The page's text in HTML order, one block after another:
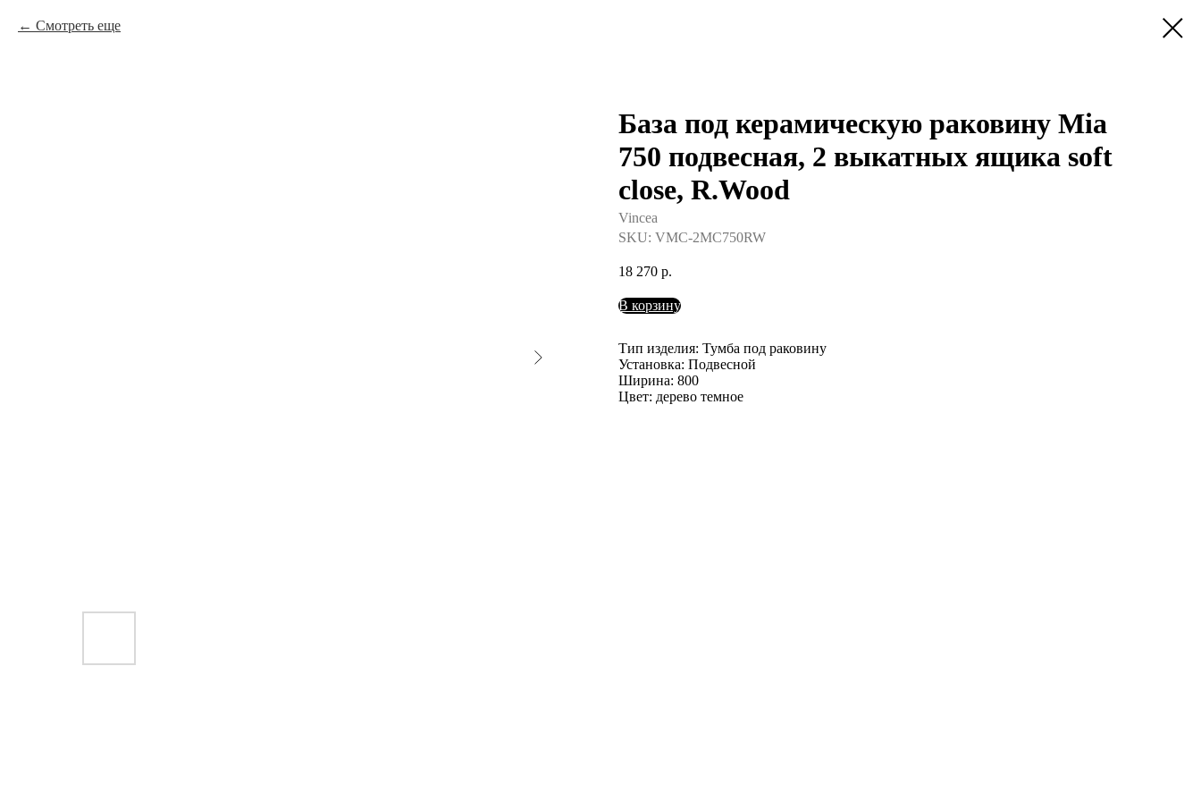
Смотреть еще
База под керамическую раковину Mia
750 подвесная, 2 выкатных ящика soft
close, R.Wood
Vincea
SKU: VMC-2MC750RW
18 270 р.
В корзину
Тип изделия: Тумба под раковину
Установка: Подвесной
Ширина: 800
Цвет: дерево темное